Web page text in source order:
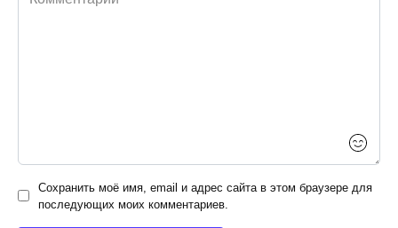
Сохранить моё имя, email и адрес сайта в этом браузере для
последующих моих комментариев.